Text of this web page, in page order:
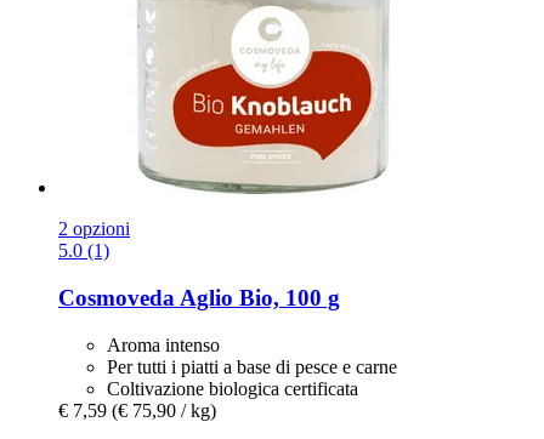
2 opzioni
5.0 (1)
Cosmoveda Aglio Bio, 100 g
Aroma intenso
Per tutti i piatti a base di pesce e carne
Coltivazione biologica certificata
€ 7,59 (€ 75,90 / kg)